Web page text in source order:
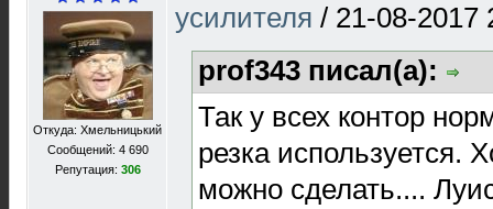
Откуда: Хмельницький
Сообщений: 4 690
Репутация: 306
усилителя / 21-08-2017
prof343 писал(а):
Так у всех контор
резка используется.
можно сделать....